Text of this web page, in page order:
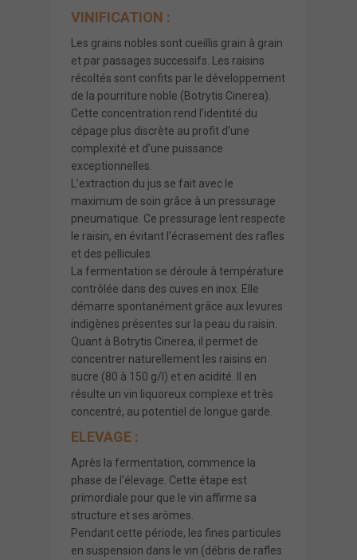
VINIFICATION :
Les grains nobles sont cueillis grain à grain
et par passages successifs. Les raisins
récoltés sont confits par le développement
de la pourriture noble (Botrytis Cinerea).
Cette concentration rend l’identité du
cépage plus discrète au profit d’une
complexité et d’une puissance
exceptionnelles.
L’extraction du jus se fait avec le
maximum de soin grâce à un pressurage
pneumatique. Ce pressurage lent respecte
le raisin, en évitant l’écrasement des rafles
et des pellicules.
La fermentation se déroule à température
contrôlée dans des cuves en inox. Elle
démarre spontanément grâce aux levures
indigènes présentes sur la peau du raisin.
Quant à Botrytis Cinerea, il permet de
concentrer naturellement les raisins en
sucre (80 à 150 g/l) et en acidité. Il en
résulte un vin liquoreux complexe et très
concentré, au potentiel de longue garde.
ELEVAGE :
Après la fermentation, commence la
phase de l'élevage. Cette étape est
primordiale pour que le vin affirme sa
structure et ses arômes.
Pendant cette période, les fines particules
en suspension dans le vin (débris de rafles